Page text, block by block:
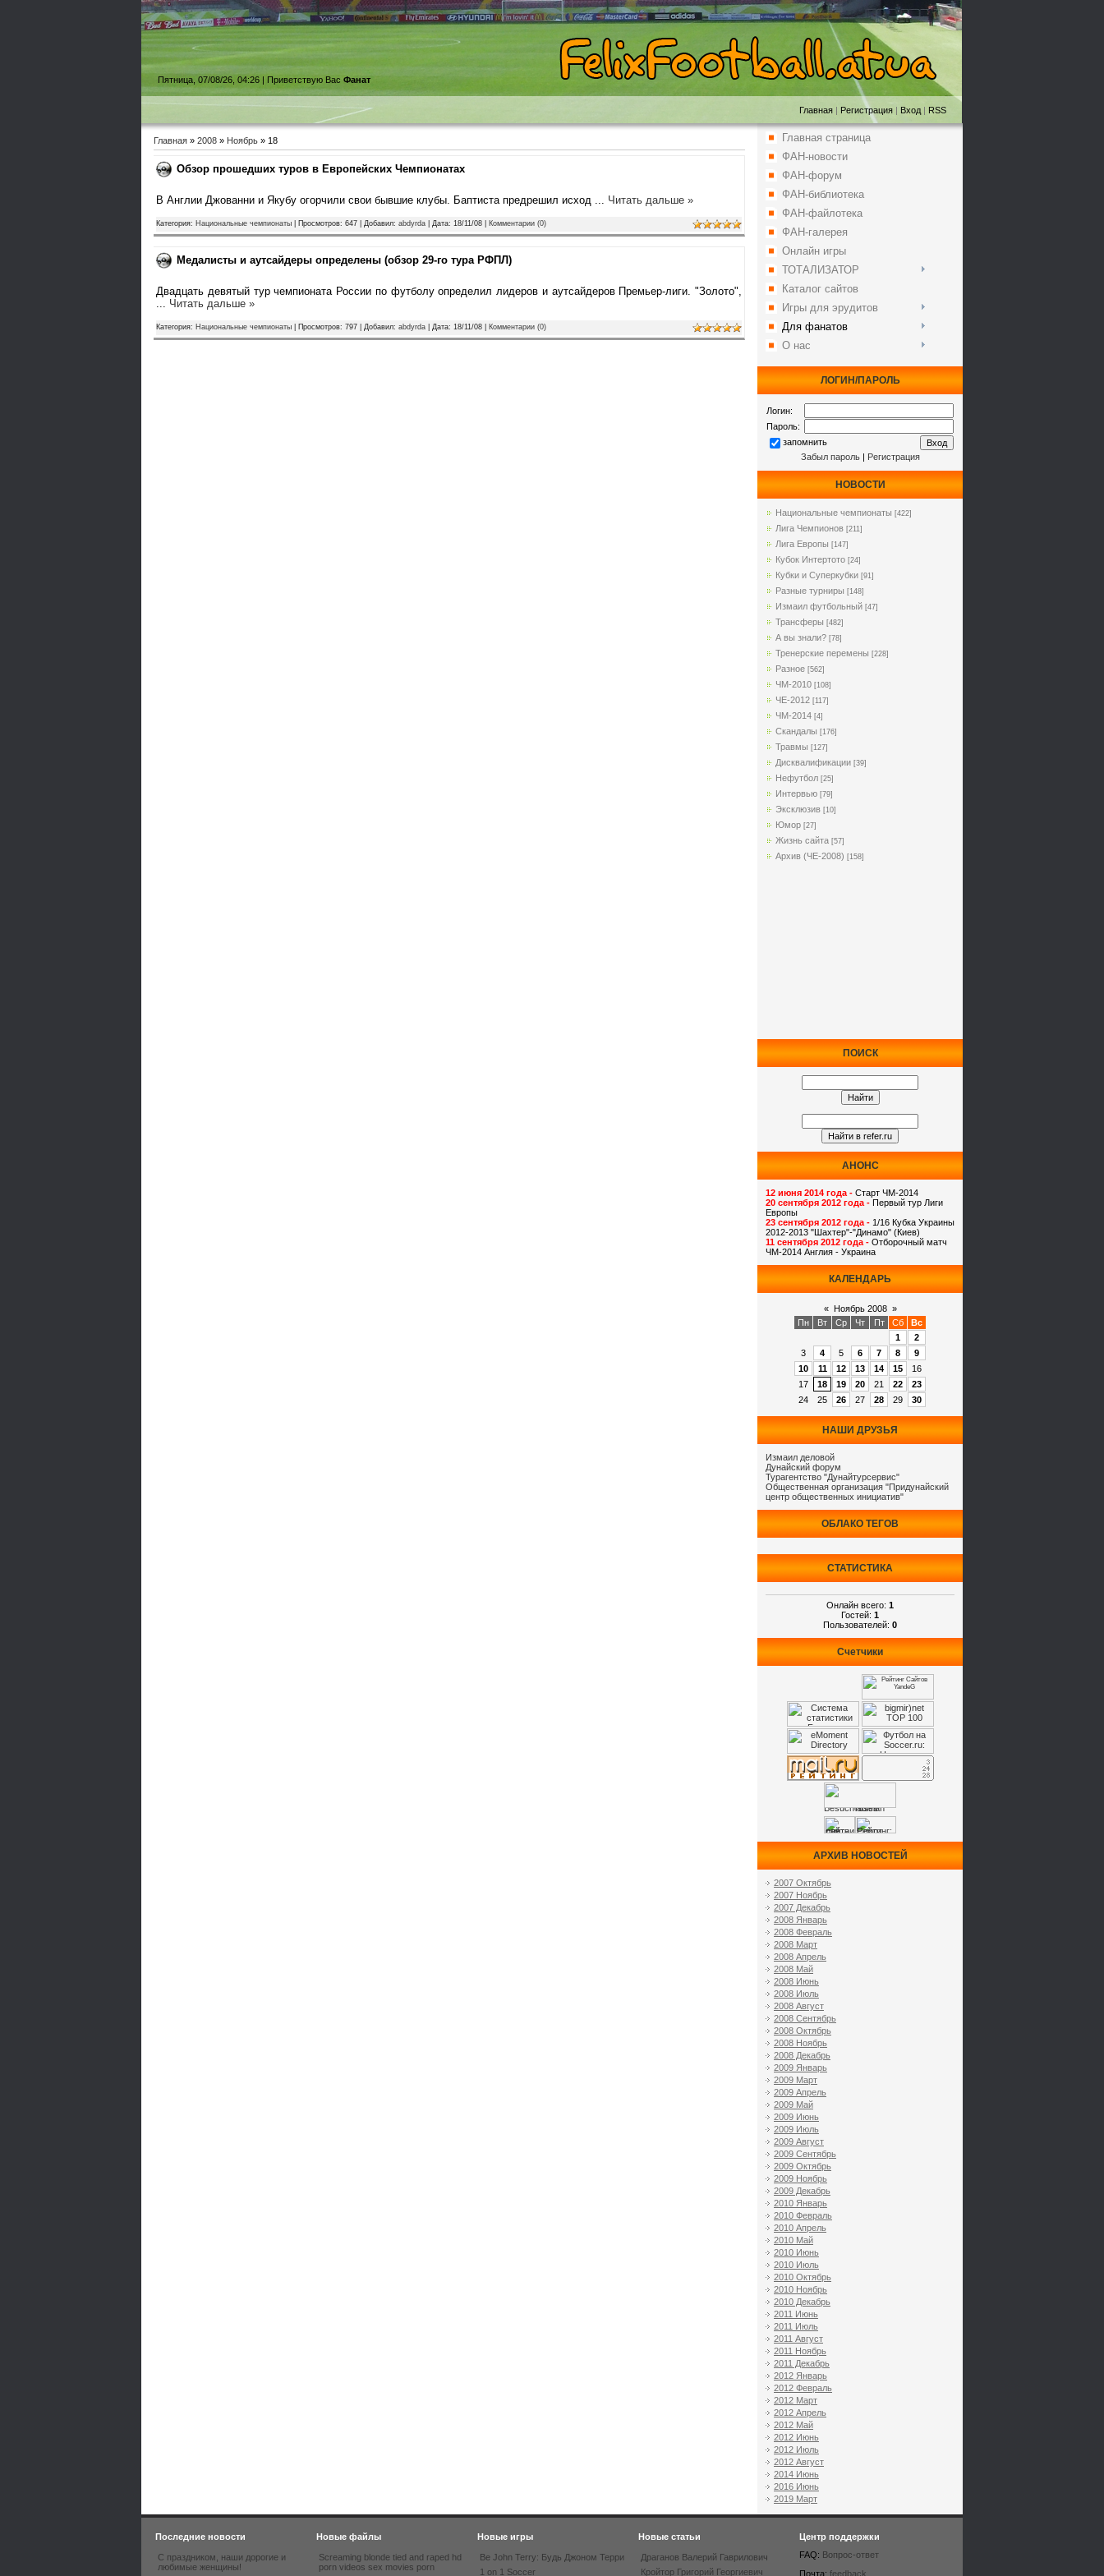
Пятница, 07/08/26, 04:26 | Приветствую Вас Фанат
Главная | Регистрация | Вход | RSS
Главная » 2008 » Ноябрь » 18
Обзор прошедших туров в Европейских Чемпионатах
В Англии Джованни и Якубу огорчили свои бывшие клубы. Баптиста предрешил исход ... Читать дальше »
Категория: Национальные чемпионаты | Просмотров: 647 | Добавил: abdyrda | Дата: 18/11/08 Комментарии (0)
Медалисты и аутсайдеры определены (обзор 29-го тура РФПЛ)
Двадцать девятый тур чемпионата России по футболу определил лидеров и аутсайдеров Премьер-лиги. "Золото",
... Читать дальше »
Категория: Национальные чемпионаты | Просмотров: 797 | Добавил: abdyrda | Дата: 18/11/08 Комментарии (0)
Главная страница
ФАН-новости
ФАН-форум
ФАН-библиотека
ФАН-файлотека
ФАН-галерея
Онлайн игры
ТОТАЛИЗАТОР
Каталог сайтов
Игры для эрудитов
Для фанатов
О нас
ЛОГИН/ПАРОЛЬ
Логин:
Пароль:
запомнить
Забыл пароль| Регистрация
НОВОСТИ
Национальные чемпионаты [422]
Лига Чемпионов [211]
Лига Европы [147]
Кубок Интертото [24]
Кубки и Суперкубки [91]
Разные турниры [148]
Измаил футбольный [47]
Трансферы [482]
А вы знали? [78]
Тренерские перемены [228]
Разное [562]
ЧМ-2010 [108]
ЧЕ-2012 [117]
ЧМ-2014 [4]
Cкандалы [176]
Травмы [127]
Дисквалификации [39]
Нефутбол [25]
Интервью [79]
Эксклюзив [10]
Юмор [27]
Жизнь сайта [57]
Архив (ЧЕ-2008) [158]
ПОИСК
АНОНС
12 июня 2014 года - Старт ЧМ-2014
20 сентября 2012 года - Первый тур Лиги
Европы
23 сентября 2012 года - 1/16 Кубка Украины
2012-2013 "Шахтер"-"Динамо" (Киев)
11 сентября 2012 года - Отборочный матч
ЧМ-2014 Англия - Украина
КАЛЕНДАРЬ
« Ноябрь 2008 »
Пн
Вт Ср Чт Пт Сб
Вс
1
2
3
4 5 6 7 8
9
10
11 12 13 14 15
16
17
18 19 20 21 22
23
24
25 26 27 28 29 30
НАШИ ДРУЗЬЯ
Измаил деловой
Дунайский форум
Турагентство "Дунайтурсервис"
Общественная организация "Придунайский
центр общественных инициатив"
ОБЛАКО ТЕГОВ
СТАТИСТИКА
Онлайн всего: 1
Гостей: 1
Пользователей: 0
Счетчики
АРХИВ НОВОСТЕЙ
2007 Октябрь
2007 Ноябрь
2007 Декабрь
2008 Январь
2008 Февраль
2008 Март
2008 Апрель
2008 Май
2008 Июнь
2008 Июль
2008 Август
2008 Сентябрь
2008 Октябрь
2008 Ноябрь
2008 Декабрь
2009 Январь
2009 Март
2009 Апрель
2009 Май
2009 Июнь
2009 Июль
2009 Август
2009 Сентябрь
2009 Октябрь
2009 Ноябрь
2009 Декабрь
2010 Январь
2010 Февраль
2010 Апрель
2010 Май
2010 Июнь
2010 Июль
2010 Октябрь
2010 Ноябрь
2010 Декабрь
2011 Июнь
2011 Июль
2011 Август
2011 Ноябрь
2011 Декабрь
2012 Январь
2012 Февраль
2012 Март
2012 Апрель
2012 Май
2012 Июнь
2012 Июль
2012 Август
2014 Июнь
2016 Июнь
2019 Март
Последние новости
С праздником, наши дорогие и
любимые женщины!
Новые файлы
Screaming blonde tied and raped hd
porn videos sex movies porn
Новые игры
Be John Terry: Будь Джоном Терри
1 on 1 Soccer
Новые статьи
Драганов Валерий Гаврилович
Кройтор Григорий Георгиевич
Центр поддержки
FAQ: Вопрос-ответ
Почта: feedback